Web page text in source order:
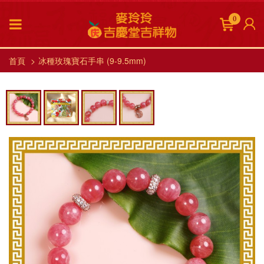
0
首頁 冰種玫瑰寶石手串 (9-9.5mm)